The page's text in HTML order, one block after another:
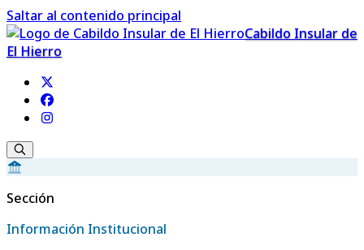
Saltar al contenido principal
Cabildo Insular de
El Hierro
Sección
Información Institucional